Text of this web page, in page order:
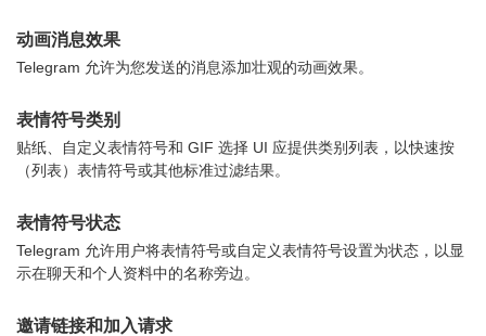
动画消息效果
Telegram 允许为您发送的消息添加壮观的动画效果。
表情符号类别
贴纸、自定义表情符号和 GIF 选择 UI 应提供类别列表，以快速按
（列表）表情符号或其他标准过滤结果。
表情符号状态
Telegram 允许用户将表情符号或自定义表情符号设置为状态，以显
示在聊天和个人资料中的名称旁边。
邀请链接和加入请求